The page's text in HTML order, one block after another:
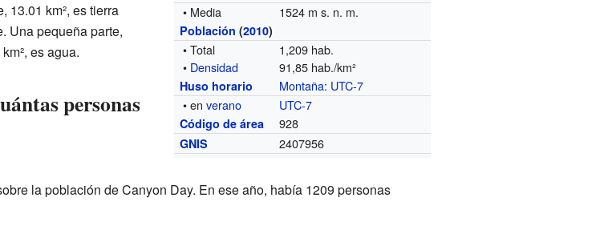
• Media 1524 m s. n. m.
Población (2010)
• Total
1,209 hab.
• Densidad 91,85 hab./km²
Huso horario Montaña: UTC-7
• enverano UTC-7
Código de área 928
GNIS 2407956
13.01 km², es tierra
Una pequeña parte,
es agua.
personas
la población de Canyon Day. En ese año, había 1209 personas